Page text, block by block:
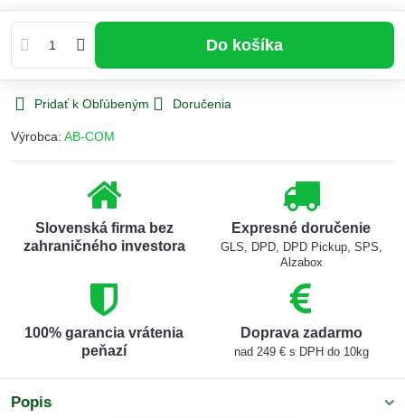
Do košíka
Pridať k Obľúbeným Doručenia
Výrobca: AB-COM
Slovenská firma bez
zahraničného investora
Expresné doručenie
GLS, DPD, DPD Pickup, SPS,
Alzabox
100% garancia vrátenia
peňazí
Doprava zadarmo
nad 249 € s DPH do 10kg
Popis